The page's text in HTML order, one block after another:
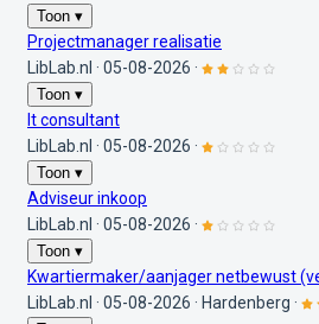
Toon ▾
Projectmanager realisatie
LibLab.nl · 05-08-2026 ·
Toon ▾
It consultant
LibLab.nl · 05-08-2026 ·
Toon ▾
Adviseur inkoop
LibLab.nl · 05-08-2026 ·
Toon ▾
Kwartiermaker/aanjager netbewust
LibLab.nl · 05-08-2026 · Hardenberg ·